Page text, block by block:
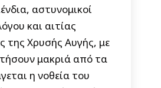
αστυνομικοί
και αιτίας
της Χρυσής Αυγής, με
μακριά από τα
η νοθεία του